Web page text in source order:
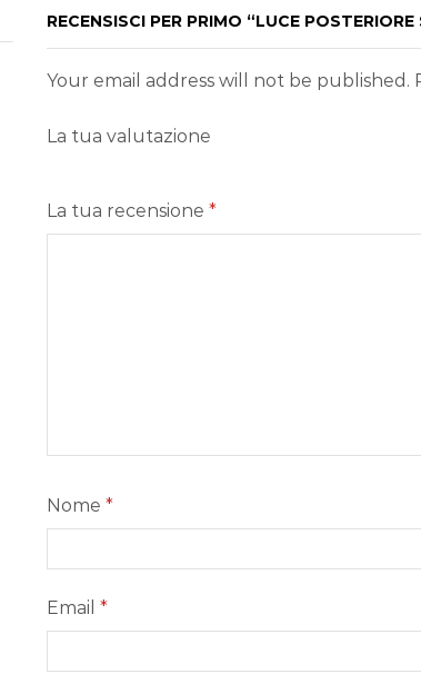
RECENSISCI PER PRIMO “LUCE
Your email address will not be published.
La tua valutazione
La tua recensione *
Nome *
Email *